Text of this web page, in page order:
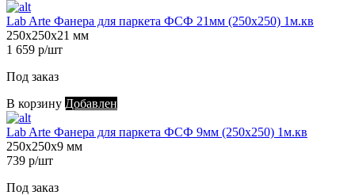
Lab Arte Фанера для паркета ФСФ 21мм (250х250) 1м.кв
250х250х21 мм
1 659 р/шт
Под заказ
В корзину Добавлен
Lab Arte Фанера для паркета ФСФ 9мм (250х250) 1м.кв
250х250х9 мм
739 р/шт
Под заказ